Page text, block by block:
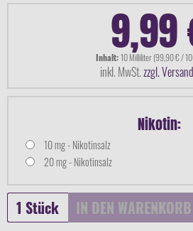
9,99
Inhalt:10 Milliliter (99,90 € /
inkl. MwSt.zzgl.
Nikotin:
10 mg - Nikotinsalz
20 mg - Nikotinsalz
IN DEN WARENKORB